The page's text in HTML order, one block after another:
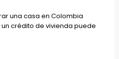
una casa en Colombia
crédito de vivienda puede